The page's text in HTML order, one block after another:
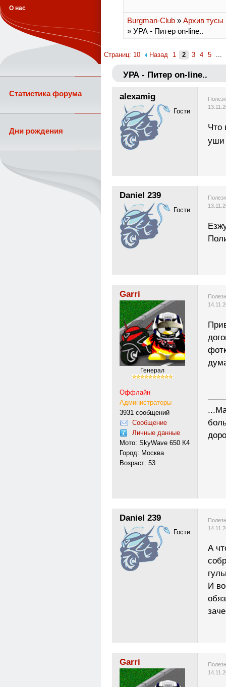
Burgman-Club » Архив тусы
» УРА - Питер on-line..
Страниц: 10 Назад 1 2 3 4 5 ...
УРА - Питер on-line..
alexamig
Гости
Что
уши
Daniel 239
Гости
Garri
Генерал
Оффлайн
Администраторы
3931 сообщений
Сообщение
Личные данные
Мото: SkyWave 650 К4
Город: Москва
Возраст: 53
Daniel 239
Гости
А
И
Garri
О нас
Статистика форума
Дни рождения